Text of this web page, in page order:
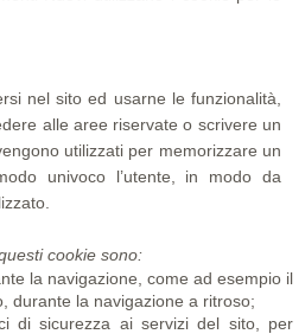
nel sito ed usarne le funzionalità,
alle aree riservate o scrivere un
utilizzati per memorizzare un
univoco l’utente, in modo da
cookie sono:
la navigazione, come ad esempio il
durante la navigazione a ritroso;
di sicurezza ai servizi del sito, per